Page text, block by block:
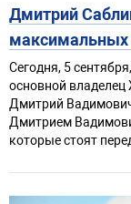
Дмитрий
максимальных
Сегодня, 5
основной
Дмитрий
Дмитрием
которые стоят